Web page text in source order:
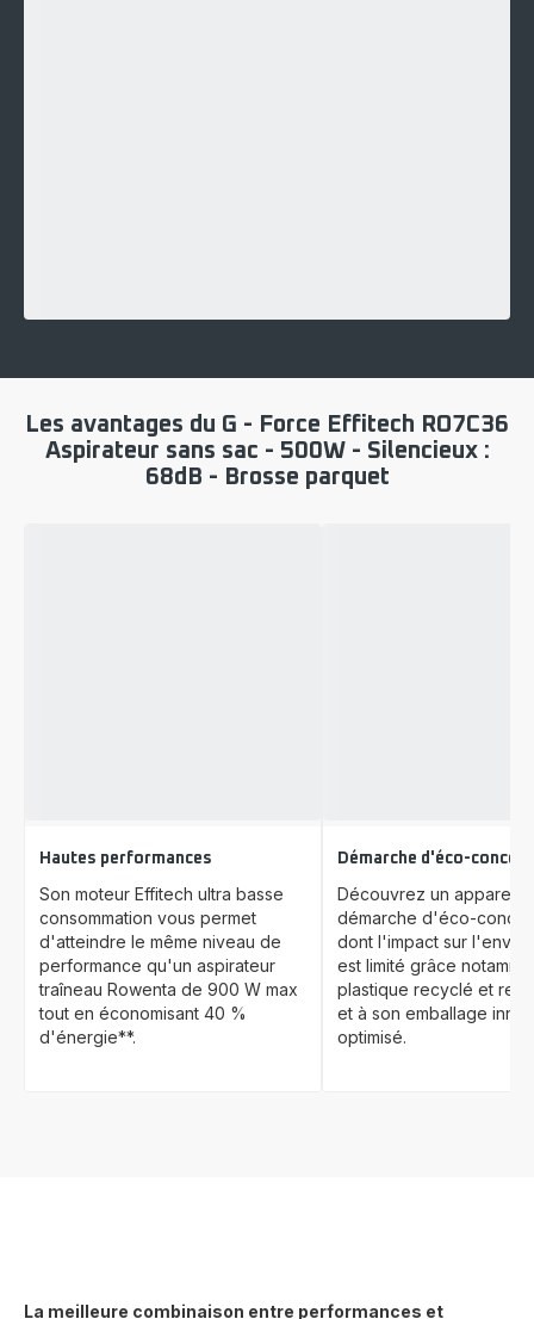
Les avantages du G - Force Effitech RO7C36
Aspirateur sans sac - 500W - Silencieux :
68dB - Brosse parquet
Hautes performances
Son moteur Effitech ultra basse
consommation vous permet
d'atteindre le même niveau de
performance qu'un aspirateur
traîneau Rowenta de 900 W max
tout en économisant 40 %
d'énergie**.
Démarche d'éco-
Découvrez un appareil
démarche d'éco-
dont l'impact sur
est limité grâce
plastique recyclé et
et à son emballage
optimisé.
La meilleure combinaison entre performances et